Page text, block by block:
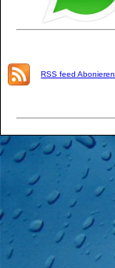
RSS feed Abonieren